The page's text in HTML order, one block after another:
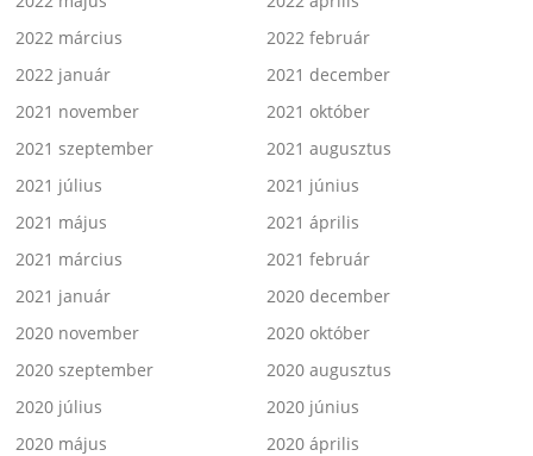
2022 március
2022 február
2022 január
2021 december
2021 november
2021 október
2021 szeptember
2021 augusztus
2021 július
2021 június
2021 május
2021 április
2021 március
2021 február
2021 január
2020 december
2020 november
2020 október
2020 szeptember
2020 augusztus
2020 július
2020 június
2020 május
2020 április